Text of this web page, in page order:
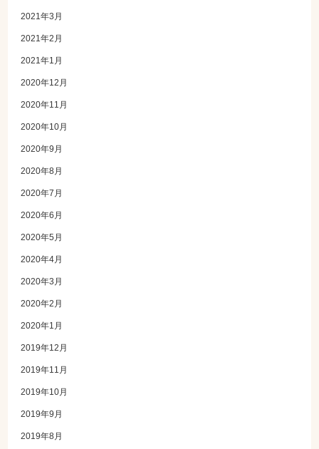
2021年3月
2021年2月
2021年1月
2020年12月
2020年11月
2020年10月
2020年9月
2020年8月
2020年7月
2020年6月
2020年5月
2020年4月
2020年3月
2020年2月
2020年1月
2019年12月
2019年11月
2019年10月
2019年9月
2019年8月